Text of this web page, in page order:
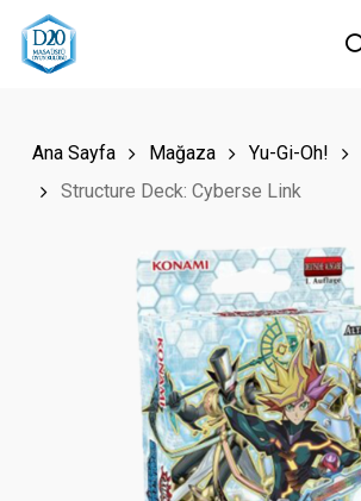
Skip
Ana Sayfa Mağaza Yu-Gi-Oh!
Structure Deck: Cyberse Link